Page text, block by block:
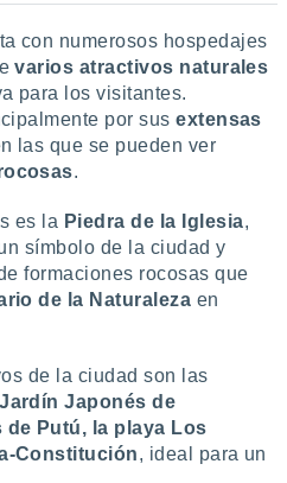
con numerosos hospedajes
varios atractivos naturales
para los visitantes.
por susextensas
las que se pueden ver
.
es la Piedra de la Iglesia,
símbolo de la ciudad y
formaciones rocosas que
de la Naturaleza en
de la ciudad son las
Japonés de
Putú, la playa Los
Constitución, ideal para un